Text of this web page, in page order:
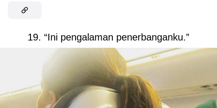
19. “Ini pengalaman penerbanganku.”